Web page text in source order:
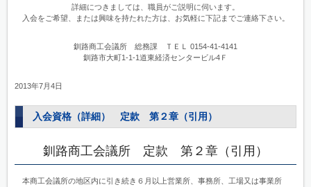
詳細につきましては、職員がご説明に伺います。
入会をご希望、または興味を持たれた方は、お気軽に下記までご連絡下さい。
釧路商工会議所 総務課 ＴＥＬ 0154-41-4141
釧路市大町1-1-1道東経済センタービル4Ｆ
2013年7月4日
入会資格（詳細） 定款 第２章（引用）
釧路商工会議所 定款 第２章（引用）
本商工会議所の地区内に引き続き６月以上営業所、事務所、工場又は事業所